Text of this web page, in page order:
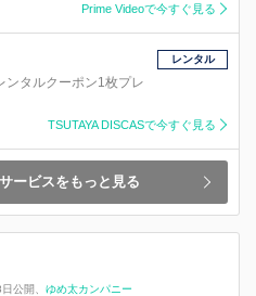
Prime Videoで今すぐ見る
ンタルクーポン1枚プレ
レンタル
TSUTAYA DISCASで今すぐ見る
ービスをもっと見る
公開 ゆめ太カンパニー